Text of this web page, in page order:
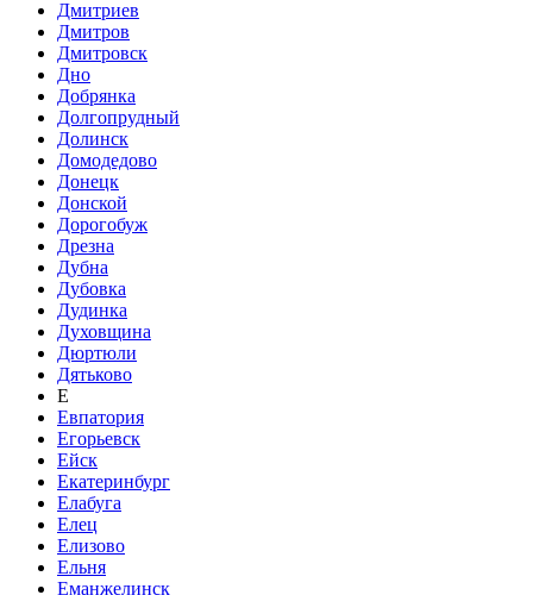
Дмитриев
Дмитров
Дмитровск
Дно
Добрянка
Долгопрудный
Долинск
Домодедово
Донецк
Донской
Дорогобуж
Дрезна
Дубна
Дубовка
Дудинка
Духовщина
Дюртюли
Дятьково
Е
Евпатория
Егорьевск
Ейск
Екатеринбург
Елабуга
Елец
Елизово
Ельня
Еманжелинск